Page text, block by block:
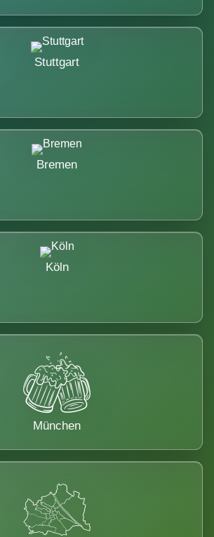
Stuttgart
Bremen
Köln
München